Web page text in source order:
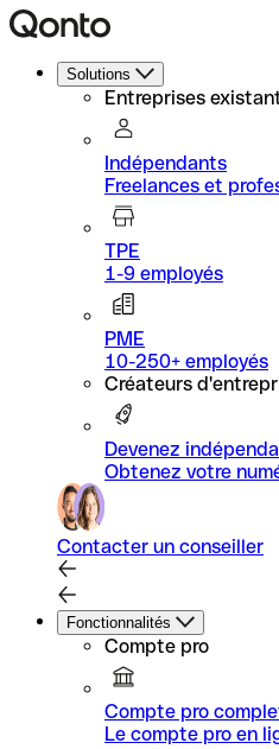
Solutions
Entreprises
Indépendants
Freelances et
TPE
1-9 employés
PME
10-250+ employés
Créateurs
Devenez
Obtenez votre
Contacter un conseiller
Fonctionnalités
Compte pro
Compte pro
Le compte pro en